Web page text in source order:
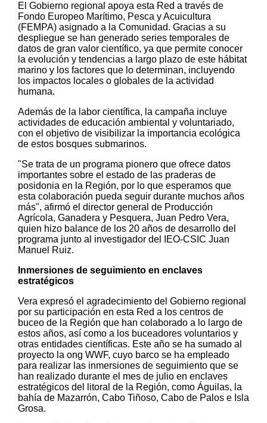
El Gobierno regional apoya esta Red a través de
Fondo Europeo Marítimo, Pesca y Acuicultura
(FEMPA) asignado a la Comunidad. Gracias a su
despliegue se han generado series temporales de
datos de gran valor científico, ya que permite conocer
la evolución y tendencias a largo plazo de este hábitat
marino y los factores que lo determinan, incluyendo
los impactos locales o globales de la actividad
humana.
Además de la labor científica, la campaña incluye
actividades de educación ambiental y voluntariado,
con el objetivo de visibilizar la importancia ecológica
de estos bosques submarinos.
"Se trata de un programa pionero que ofrece datos
importantes sobre el estado de las praderas de
posidonia en la Región, por lo que esperamos que
esta colaboración pueda seguir durante muchos años
más", afirmó el director general de Producción
Agrícola, Ganadera y Pesquera, Juan Pedro Vera,
quien hizo balance de los 20 años de desarrollo del
programa junto al investigador del IEO-CSIC Juan
Manuel Ruiz.
Inmersiones de seguimiento en enclaves
estratégicos
Vera expresó el agradecimiento del Gobierno regional
por su participación en esta Red a los centros de
buceo de la Región que han colaborado a lo largo de
estos años, así como a los buceadores voluntarios y
otras entidades científicas. Este año se ha sumado al
proyecto la ong WWF, cuyo barco se ha empleado
para realizar las inmersiones de seguimiento que se
han realizado durante el mes de julio en enclaves
estratégicos del litoral de la Región, como Águilas, la
bahía de Mazarrón, Cabo Tiñoso, Cabo de Palos e Isla
Grosa.